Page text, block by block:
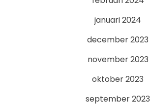
januari 2024
december 2023
november 2023
oktober 2023
september 2023